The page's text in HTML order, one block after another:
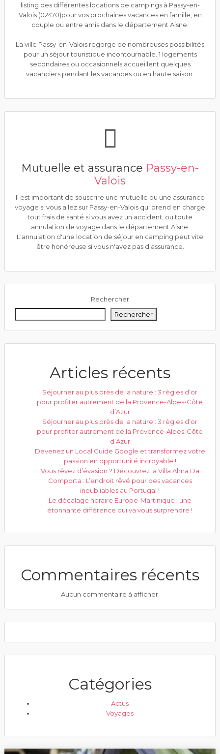
listing des différentes locations de campings à Passy-en-
Valois (02470)pour vos prochaines vacances en famille, en
couple ou entre amis dans le département Aisne.
La ville Passy-en-Valois regorge de nombreuses possibilités
pour un séjour touristique incontournable. 1 logements
secondaires ou occasionnels accueillent quelques
vacanciers pendant les vacances ou en haute saison.
Mutuelle et assurance Passy-en-
Valois
Il est important de souscrire une mutuelle ou une assurance
voyage si vous allez sur Passy-en-Valois qui prend en charge
tout frais de santé si vous avez un accident, ou toute
annulation de voyage dans le département Aisne.
L'annulation d'une location de séjour en camping peut vite
être honéreuse si vous n'avez pas d'assurance.
Rechercher
Rechercher
Articles récents
Séjourner au plus près de la nature : 3 règles d’or
pour profiter autrement de la Provence-Alpes-Côte
d’Azur
Séjourner au plus près de la nature : 3 règles d’or
pour profiter autrement de la Provence-Alpes-Côte
d’Azur
Devenez un Local Guide Google et transformez votre
passion en opportunité incroyable !
Vous rêvez d’évasion ? Découvrez la Villa Alma Da
Comporta : L’endroit rêvé pour des vacances
inoubliables au Portugal !
Le décalage horaire Europe-Martinique : une
étonnante différence qui va vous surprendre !
Commentaires récents
Aucun commentaire à afficher.
Catégories
Actus
Voyages